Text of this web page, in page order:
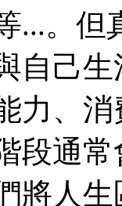
...。
自己
力、
段通
將人